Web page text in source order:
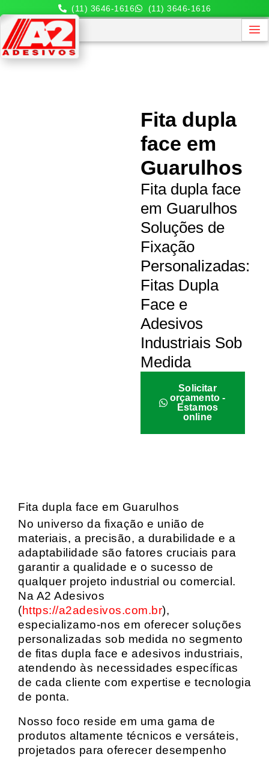
(11) 3646-1616 (11) 3646-1616
Fita dupla
face em
Guarulhos
Fita dupla face
em Guarulhos
Soluções de
Fixação
Personalizadas:
Fitas Dupla
Face e
Adesivos
Industriais Sob
Medida
Solicitar
orçamento -
Estamos
online
Fita dupla face em Guarulhos
No universo da fixação e união de
materiais, a precisão, a durabilidade e a
adaptabilidade são fatores cruciais para
garantir a qualidade e o sucesso de
qualquer projeto industrial ou comercial.
Na A2 Adesivos
(https://a2adesivos.com.br),
especializamo-nos em oferecer soluções
personalizadas sob medida no segmento
de fitas dupla face e adesivos industriais,
atendendo às necessidades específicas
de cada cliente com expertise e tecnologia
de ponta.
Nosso foco reside em uma gama de
produtos altamente técnicos e versáteis,
projetados para oferecer desempenho